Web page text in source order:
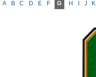
A B C D E F G H J K